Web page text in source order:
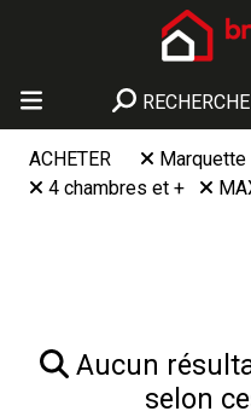
RECHERCHE
ACHETER
4 chambres et +
Aucun
selon